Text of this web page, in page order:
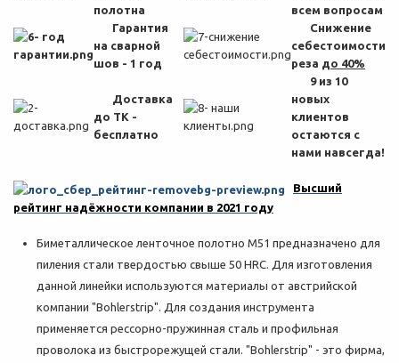
полотна
всем вопросам
Гарантия
на сварной
шов - 1 год
Снижение
себестоимости
реза до 40%
Доставка
до ТК -
бесплатно
9 из 10
новых
клиентов
остаются с
нами навсегда!
Высший
рейтинг надёжности компании в 2021 году
Биметаллическое ленточное полотно M51 предназначено для
пиления стали твердостью свыше 50 HRC. Для изготовления
данной линейки используются материалы от австрийской
компании "Bohlerstrip". Для создания инструмента
применяется рессорно-пружинная сталь и профильная
проволока из быстрорежущей стали. "Bohlerstrip" - это фирма,